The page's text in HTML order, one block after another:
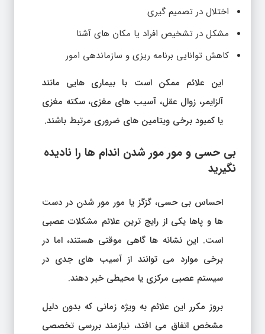
اختلال در تصمیم گیری
مشکل در تشخیص افراد یا مکان های آشنا
کاهش توانایی برنامه ریزی و سازماندهی امور
این علائم ممکن است با بیماری هایی مانند
آلزایمر، زوال عقل، آسیب های مغزی، سکته مغزی
یا کمبود برخی ویتامین های ضروری مرتبط باشند.
بی حسی و مور مور شدن اندام ها را نادیده
نگیرید
احساس بی حسی، گزگز یا مور مور شدن در دست
ها و پاها یکی از رایج ترین علائم مشکلات عصبی
است. این نشانه ها گاهی موقتی هستند، اما در
برخی موارد می توانند از آسیب های جدی در
سیستم عصبی مرکزی یا محیطی خبر دهند.
بروز مکرر این علائم به ویژه زمانی که بدون دلیل
مشخص اتفاق می افتد، نیازمند بررسی تخصصی